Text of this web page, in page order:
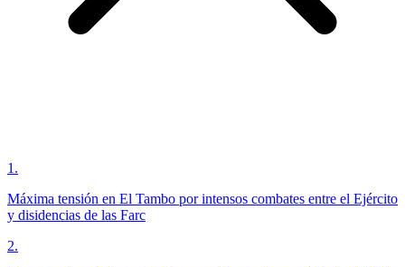
1 .
Máxima tensión en El Tambo por intensos combates entre el Ejército
y disidencias de las Farc
2.